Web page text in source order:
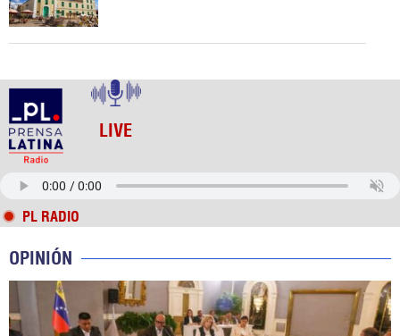
LIVE
PL RADIO
OPINIÓN